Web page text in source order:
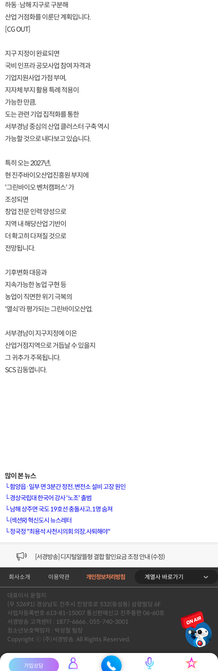
가입상담
하동·남해 지구로 구분해
산업 거점화를 이룬단 계획입니다.
[CG OUT]
지구 지정이 완료되면
국비 인프라 공모사업 참여 자격과
기업지원사업 가점 부여,
지자체 부지 활용 특례 적용이
가능한 만큼,
도는 관련 기업 집적화를 통한
서부경남 중심의 산업 클러스터 구축 역시
가능할 것으로 내다보고 있습니다.
특히 오는 2027년,
현 진주바이오산업진흥원 부지에
'그린바이오 벤처캠퍼스' 가
조성되면
창업 전문 인력 양성으로
지역 내 해당산업 기반이
더 확고히 다져질 것으로
전망됩니다.
기후변화 대응과
지속가능한 농업 구현 등
농업이 직면한 위기 극복의
'열쇠'라 평가되는 그린바이오산업.
서부경남이 지구지정에 이은
산업거점지역으로 거듭날 수 있을지
그 귀추가 주목됩니다.
SCS 김동엽니다.
많이 본 뉴스
└함양읍·일부 면 3분간 정전..변전소 설비 고장 원인
└경상국립대 한국어 강사 '노조' 출범
└남해 상주면 국도 19호선 충돌사고..1명 숨져
└(섹션R) 혁신도시 뉴스레터
└정국정 "최용석 사천시의회 의장, 사퇴해야"
[서경방송] 일부 채널편성 변경 안내의 건 (7/22)
[서경방송] 디지털알뜰형 결합 할인요금 조정 안내 (수정)
[공지] 개인정보처리방침 (Ver2.15) 개정의 건 (7/1)
[서경방송] 일부 채널편성 변경 안내의 건 (7/1)
[VOD공지] 청춘초이스 이용금액 변경 안내
[서경방송] 일부 채널편성 변경 안내의 건 (7/22)
회사소개 이용약관 개인정보처리방침 계열사 바로가기
대표이사 윤철지
(우 52691) 경상남도 진주시 진양호로 532(동성동) 삼광빌딩 6F
사업자등록번호 613-81-15007 통신판매신고 진주통판 06-60호
서경방송 고객센터 : 1877-6666 , 055-740-3001
청소년보호책임자 : 박성철 팀장
Copyright ⓒ (주)서경방송. All Rights Reserved.